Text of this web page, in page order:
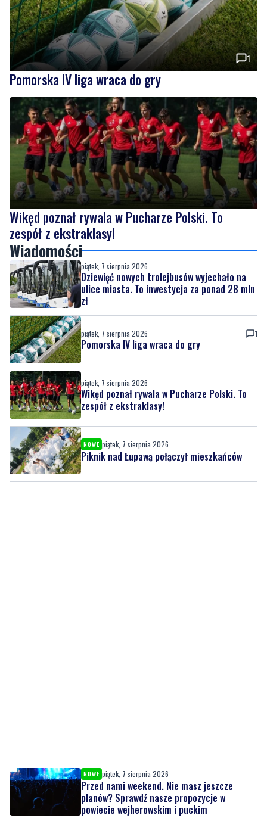
1
Pomorska IV liga wraca do gry
Wikęd poznał rywala w Pucharze Polski. To
zespół z ekstraklasy!
Wiadomości
piątek, 7 sierpnia 2026
Dziewięć nowych trolejbusów wyjechało na
ulice miasta. To inwestycja za ponad 28 mln
zł
piątek, 7 sierpnia 2026 1
Pomorska IV liga wraca do gry
piątek, 7 sierpnia 2026
Wikęd poznał rywala w Pucharze Polski. To
zespół z ekstraklasy!
NOWE piątek, 7 sierpnia 2026
Piknik nad Łupawą połączył mieszkańców
NOWE piątek, 7 sierpnia 2026
Przed nami weekend. Nie masz jeszcze
planów? Sprawdź nasze propozycje w
powiecie wejherowskim i puckim